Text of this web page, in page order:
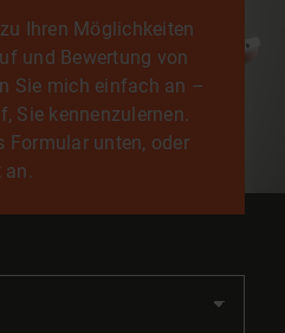
Ihren Möglichkeiten
und Bewertung von
Sie mich einfach an –
Sie kennenzulernen.
Formular unten, oder